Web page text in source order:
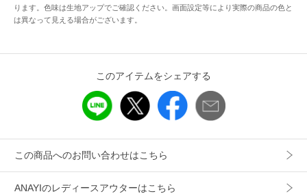
パンツはもちろんスカートにも合わせやすいバランスで着回
【透け感】ややあり
【ケア方法】ドライクリーニング
ります。色味は生地アップでご確認ください。画面設定等により実際の商品の色と
は異なって見える場合がございます。
このアイテムをシェアする
この商品へのお問い合わせはこちら
ANAYIのレディースアウターはこちら